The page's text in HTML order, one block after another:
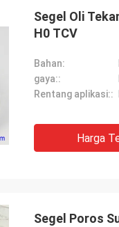
Segel Oli
H0 TCV
Bahan:
gaya::
Rentang aplikasi::
Harga
Segel Poros